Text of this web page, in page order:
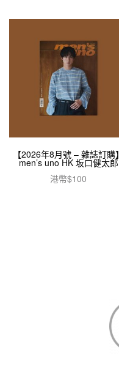
【2026年8月號 – 雜誌訂購】
men’s uno HK 坂口健太郎
港幣$100